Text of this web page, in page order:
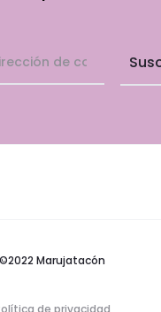
©2022 Marujatacón